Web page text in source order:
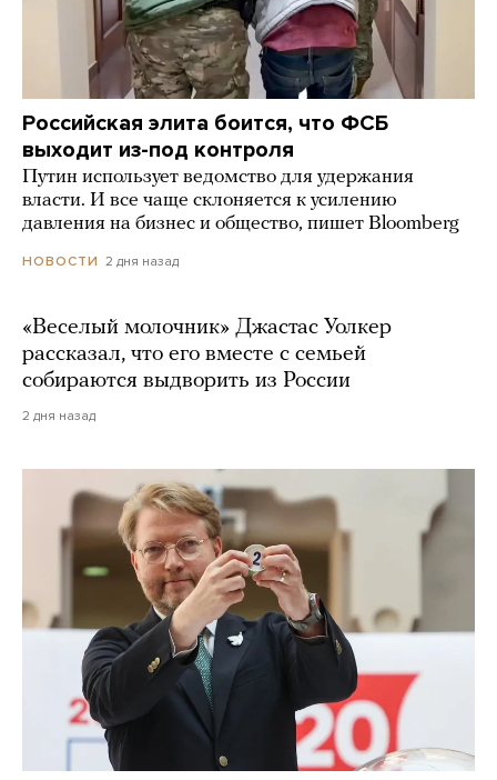
Российская элита боится, что ФСБ
выходит из-под контроля
Путин использует ведомство для удержания
власти. И все чаще склоняется к усилению
давления на бизнес и общество, пишет Bloomberg
НОВОСТИ 2 дня назад
«Веселый молочник» Джастас Уолкер
рассказал, что его вместе с семьей
собираются выдворить из России
2 дня назад